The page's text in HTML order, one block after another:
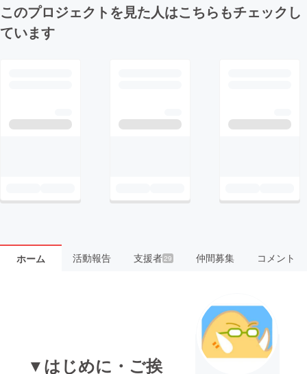
このプロジェクトを見た人はこちらもチェックし
ています
ホーム 活動報告 支援者 29 仲間募集 コメント
▼はじめに・ご挨